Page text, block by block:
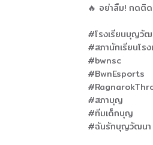
🔥 อย่าลืม! กดติ
#โรงเรียนบุญวัฒ
#สภานักเรียนโร
#bwnsc
#BwnEsports
#สภาบุญ
#ทีมเด็กบุญ
#ฉันรักบุญวัฒนา